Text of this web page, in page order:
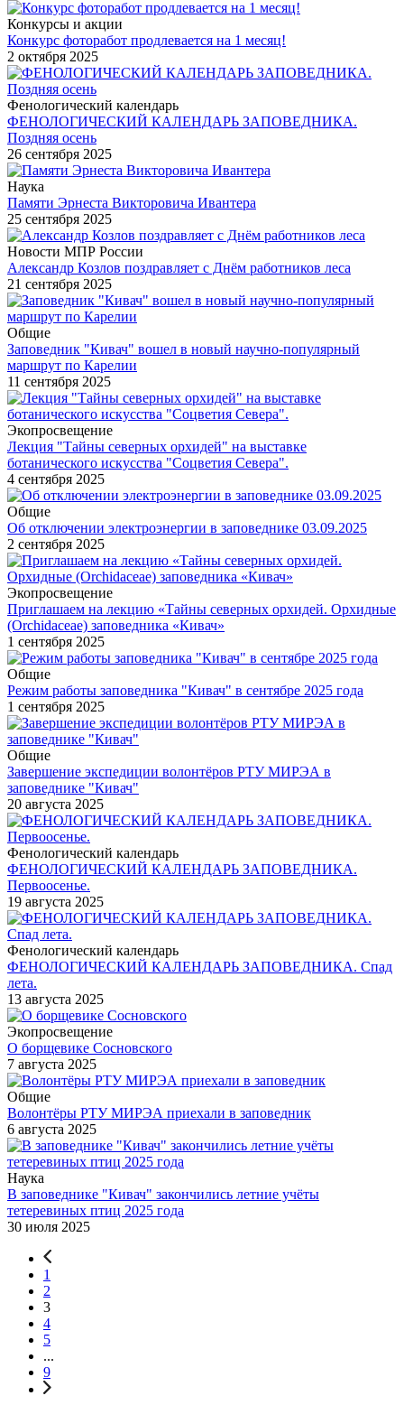
Конкурсы и акции
Конкурс фоторабот продлевается на 1 месяц!
2 октября 2025
Фенологический календарь
ФЕНОЛОГИЧЕСКИЙ КАЛЕНДАРЬ ЗАПОВЕДНИКА.
Поздняя осень
26 сентября 2025
Наука
Памяти Эрнеста Викторовича Ивантера
25 сентября 2025
Новости МПР России
Александр Козлов поздравляет с Днём работников леса
21 сентября 2025
Общие
Заповедник "Кивач" вошел в новый научно-популярный
маршрут по Карелии
11 сентября 2025
Экопросвещение
Лекция "Тайны северных орхидей" на выставке
ботанического искусства "Соцветия Севера".
4 сентября 2025
Общие
Об отключении электроэнергии в заповеднике 03.09.2025
2 сентября 2025
Экопросвещение
Приглашаем на лекцию «Тайны северных орхидей. Орхидные
(Orchidaceae) заповедника «Кивач»
1 сентября 2025
Общие
Режим работы заповедника "Кивач" в сентябре 2025 года
1 сентября 2025
Общие
Завершение экспедиции волонтёров РТУ МИРЭА в
заповеднике "Кивач"
20 августа 2025
Фенологический календарь
ФЕНОЛОГИЧЕСКИЙ КАЛЕНДАРЬ ЗАПОВЕДНИКА.
Первоосенье.
19 августа 2025
Фенологический календарь
ФЕНОЛОГИЧЕСКИЙ КАЛЕНДАРЬ ЗАПОВЕДНИКА. Спад
лета.
13 августа 2025
Экопросвещение
О борщевике Сосновского
7 августа 2025
Общие
Волонтёры РТУ МИРЭА приехали в заповедник
6 августа 2025
Наука
В заповеднике "Кивач" закончились летние учёты
тетеревиных птиц 2025 года
30 июля 2025
1
2
3
4
5
...
9